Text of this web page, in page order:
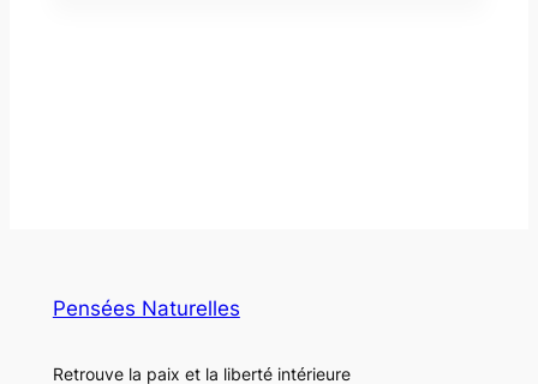
Pensées Naturelles
Retrouve la paix et la liberté intérieure